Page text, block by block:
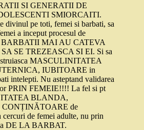
SI GENERATII DE
SMIORCAITI.
divinul pe toti, femei si barbati, sa
a inceput procesul de
BARBATII MAI AU CATEVA
SE TREZEASCA SI EI. Si sa
MASCULINITATEA
IUBITOARE in
intelepti. Nu asteptand validarea
PRIN FEMEIE!!!! La fel si pt
BLANDA,
de
cercuri de femei adulte, nu prin
DE LA BARBAT.